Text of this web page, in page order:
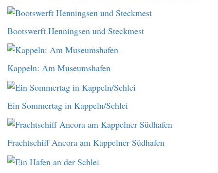
Bootswerft Henningsen und Steckmest
Kappeln: Am Museumshafen
Ein Sommertag in Kappeln/Schlei
Frachtschiff Ancora am Kappelner Südhafen